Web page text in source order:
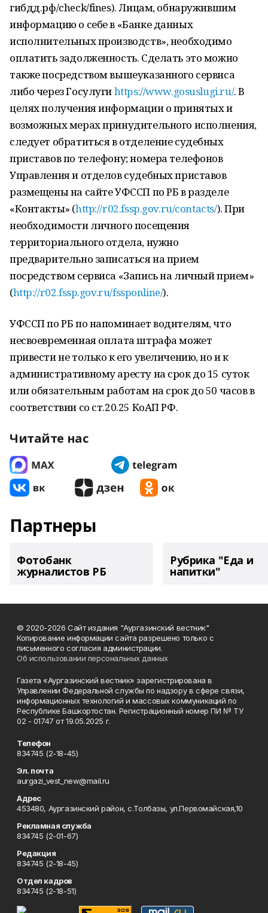
гибдд.рф/check/fines). Лицам, обнаружившим
информацию о себе в «Банке данных
исполнительных производств», необходимо
оплатить задолженность. Сделать это можно
также посредством вышеуказанного сервиса
либо через Госулугиhttps://www.gosuslugi.ru/. В
целях получения информации о принятых и
возможных мерах принудительного исполнения,
следует обратиться в отделение судебных
приставов по телефону; номера телефонов
Управления и отделов судебных приставов
размещены на сайте УФССП по РБ в разделе
«Контакты» (http://r02.fssp.gov.ru/contacts/). При
необходимости личного посещения
территориального отдела, нужно
предварительно записаться на прием
посредством сервиса «Запись на личный прием»
(http://r02.fssp.gov.ru/fssponline/).
УФССП по РБ по напоминает водителям, что
несвоевременная оплата штрафа может
привести не только к его увеличению, но и к
административному аресту на срок до 15 суток
или обязательным работам на срок до 50 часов в
соответствии со ст.20.25 КоАП РФ.
Читайте нас
Партнеры
Фотобанк
журналистов РБ
Рубрика "Еда и
напитки"
© 2020-2026 Сайт издания "Аургазинский вестник"
Копирование информации сайта разрешено только с
письменного согласия администрации.
Об использовании персональных данных
Газета «Аургазинский вестник» зарегистрирована в
Управлении Федеральной службы по надзору в сфере связи,
информационных технологий и массовых коммуникаций по
Республике Башкортостан. Регистрационный номер ПИ № ТУ
02 - 01747 от 19.05.2025 г.
Телефон
834745 (2-18-45)
Эл. почта
aurgazi_vest_new@mail.ru
Адрес
453480, Аургазинский район, с.Толбазы, ул.Первомайская,10
Рекламная служба
834745 (2-01-67)
Редакция
834745 (2-18-45)
Отдел кадров
834745 (2-18-51)